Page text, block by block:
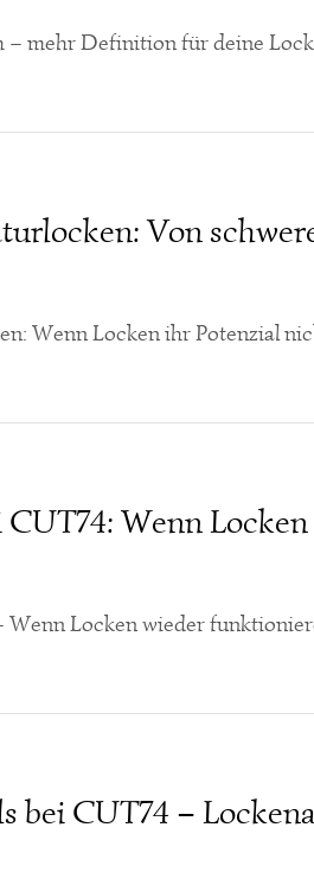
– mehr Definition für deine
Von
Wenn Locken ihr Potenzial
Wenn
Wenn Locken wieder
bei CUT74 –